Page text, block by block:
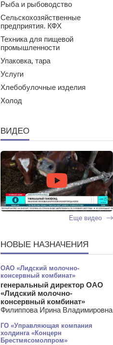
Рыба и рыбоводство
Сельскохозяйственные
предприятия. КФХ
Техника для пищевой
промышленности
Упаковка, тара
Услуги
Хлебобулочные изделия
Холод
ВИДЕО
Еще видео
НОВЫЕ НАЗНАЧЕНИЯ
ОАО «Лидский молочно-
консервный комбинат»
генеральный директор ОАО
«Лидский молочно-
консервный комбинат»
Филиппова Ирина Владимировна
ГО «Управляющая компания
холдинга «Концерн
Брестмясомолпром»